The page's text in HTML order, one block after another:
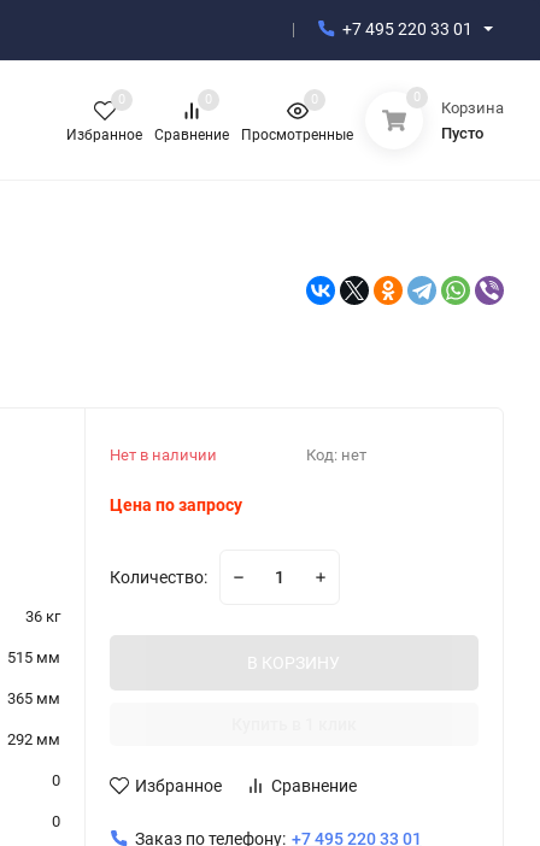
+7 495 220 33 01
Избранное
0
Сравнение
0
Просмотренные
0 0
Корзина
Пусто
36 кг
515 мм
365 мм
292 мм
0
0
Нет в наличии Код: нет
Цена по запросу
Количество:
В КОРЗИНУ
Избранное Сравнение
Заказ по телефону: +7 495 220 33 01